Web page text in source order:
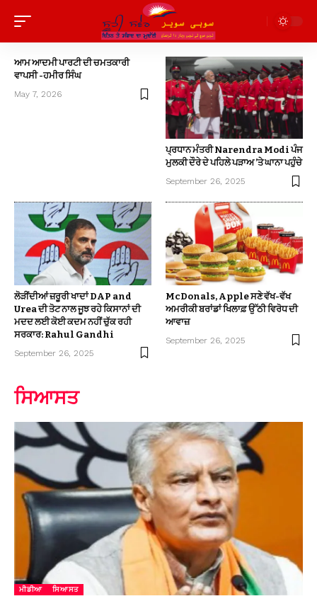
ਆਮ ਆਦਮੀ ਪਾਰਟੀ ਦੀ ਚਮਤਕਾਰੀ
ਵਾਪਸੀ -ਹਮੀਰ ਸਿੰਘ
May 7, 2026
ਪ੍ਰਧਾਨ ਮੰਤਰੀ Narendra Modi ਪੰਜ
ਮੁਲਕੀ ਦੌਰੇ ਦੇ ਪਹਿਲੇ ਪੜਾਅ ’ਤੇ ਘਾਨਾ ਪਹੁੰਚੇ
September 26, 2025
ਲੋੜੀਂਦੀਆਂ ਜ਼ਰੂਰੀ ਖਾਦਾਂ DAP and
Urea ਦੀ ਤੋਟ ਨਾਲ ਜੂਝ ਰਹੇ ਕਿਸਾਨਾਂ ਦੀ
ਮਦਦ ਲਈ ਕੋਈ ਕਦਮ ਨਹੀਂ ਚੁੱਕ ਰਹੀ
ਸਰਕਾਰ: Rahul Gandhi
September 26, 2025
McDonals, Apple ਸਣੇ ਵੱਖ-ਵੱਖ
ਅਮਰੀਕੀ ਬਰਾਂਡਾਂ ਖਿਲਾਫ਼ ਉੱਠੀ ਵਿਰੋਧ ਦੀ
ਆਵਾਜ਼
September 26, 2025
ਸਿਆਸਤ
ਮੀਡੀਆ ਸਿਆਸਤ